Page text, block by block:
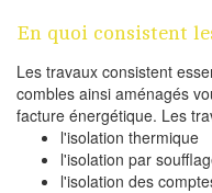
En quoi consistent
Les travaux consistent
combles ainsi aménagés
facture énergétique. Les
l'isolation thermique
l'isolation par
l'isolation des